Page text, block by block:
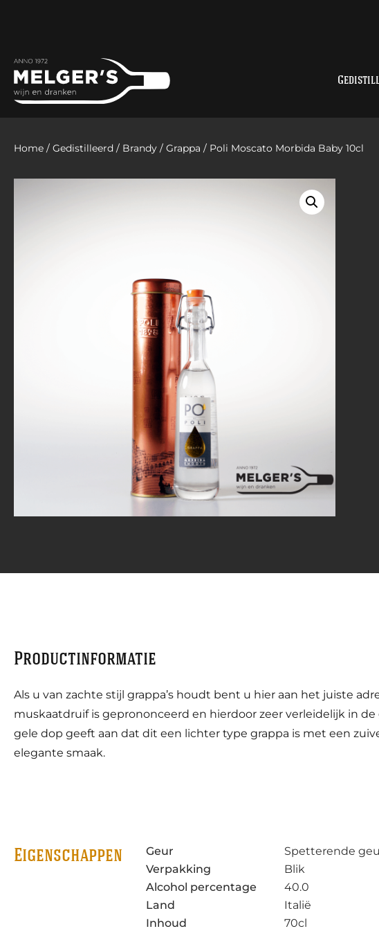
Home / Gedistilleerd / Brandy / Grappa / Poli Moscato Morbida Baby 10cl
Productinformatie
Als u van zachte stijl grappa’s houdt bent u hier aan het juiste
muskaatdruif is geprononceerd en hierdoor zeer verleidelijk in de
gele dop geeft aan dat dit een lichter type grappa is met een
elegante smaak.
Eigenschappen Geur
Spetterende
Verpakking
Blik
Alcohol percentage
40.0
Land
Italië
Inhoud
70cl